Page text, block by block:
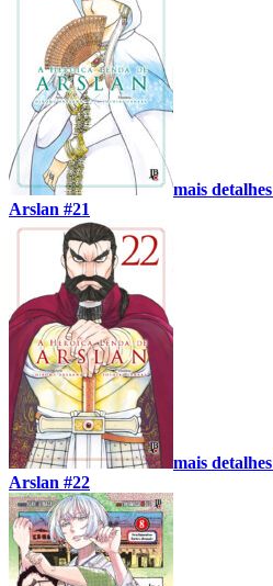
mais detalhes
Arslan #21
mais detalhes
Arslan #22